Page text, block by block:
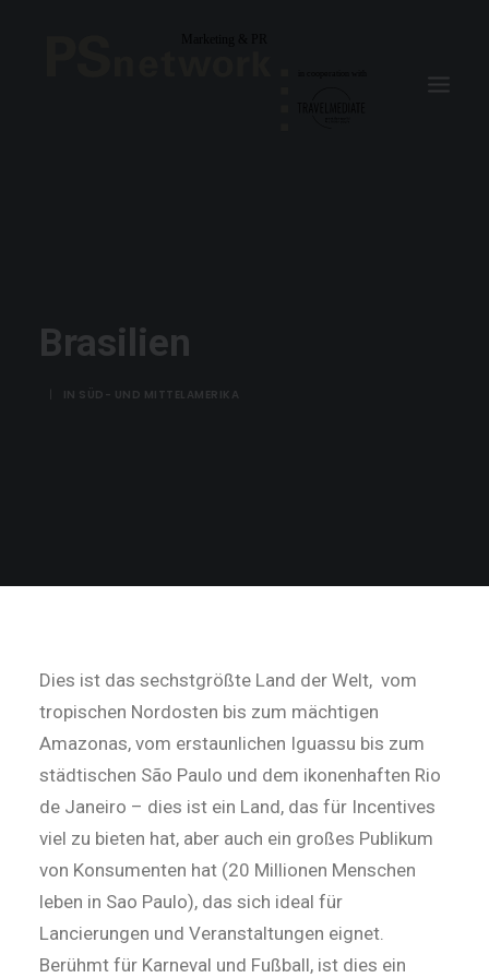
Brasilien
IN SÜD- UND MITTELAMERIKA
Dies ist das sechstgrößte Land der Welt, vom
tropischen Nordosten bis zum mächtigen
Amazonas, vom erstaunlichen Iguassu bis zum
städtischen São Paulo und dem ikonenhaften Rio
de Janeiro – dies ist ein Land, das für Incentives
viel zu bieten hat, aber auch ein großes Publikum
von Konsumenten hat (20 Millionen Menschen
leben in Sao Paulo), das sich ideal für
Lancierungen und Veranstaltungen eignet.
Berühmt für Karneval und Fußball, ist dies ein